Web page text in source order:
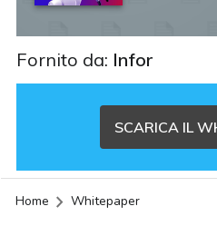
Fornito da: Infor
SCARICA IL
Home Whitepaper